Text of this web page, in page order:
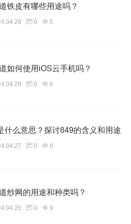
铁皮有哪些用途吗？
0 5
如何使用iOS云手机吗？
0 6
什么意思？探讨849的含义和用途
0 8
纱网的用途和种类吗？
0 9